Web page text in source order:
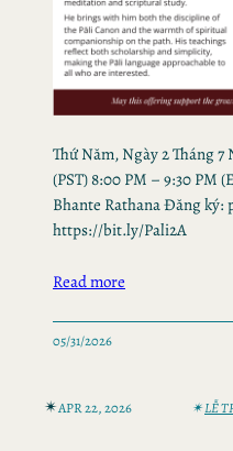
Thứ Năm, Ngày 2 Tháng 7
(PST) 8:00 PM – 9:30 PM
Bhante Rathana Đăng
https://bit.ly/Pali2A
Read more
05/31/2026
✴︎APR 22, 2026 ✴︎LỄ